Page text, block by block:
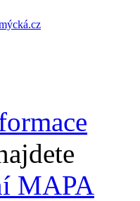
MAPA